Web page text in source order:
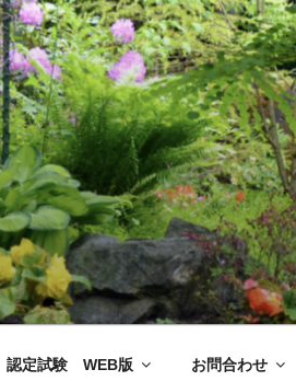
ー協
認定試験 WEB版 お問合わせ